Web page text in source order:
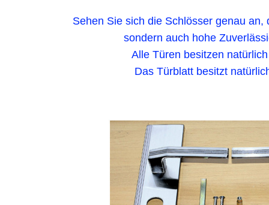
Sehen Sie sich die Schlösser genau
sondern auch hohe
Alle Türen besitzen
Das Türblatt besitzt